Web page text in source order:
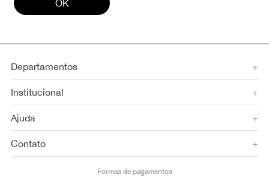
OK
Departamentos +
Institucional +
Ajuda +
Contato +
Formas de pagamentos